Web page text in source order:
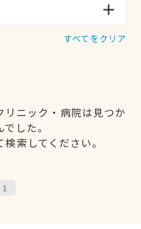
すべてをクリア
ニック・病院は見つか
した。
索してください。
1